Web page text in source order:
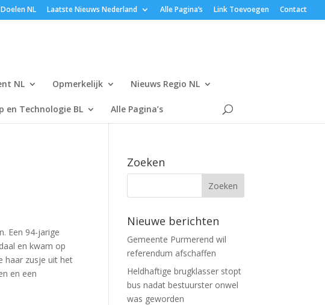
NL Laatste Nieuws Nederland Alle Pagina’s Link Toevoegen Contact
NL Opmerkelijk Nieuws Regio NL
en Technologie BL Alle Pagina’s
Een 94-jarige
en kwam op
haar zusje uit het
en een
Zoeken
Nieuwe berichten
Gemeente Purmerend wil
referendum afschaffen
Heldhaftige brugklasser stopt
bus nadat bestuurster onwel
was geworden